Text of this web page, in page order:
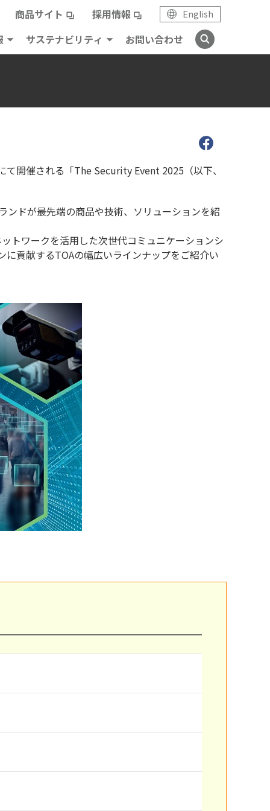
商品サイト 採用情報 English
サステナビリティ お問い合わせ
開催される「The Security Event 2025（以下、
ンドが最先端の商品や技術、ソリューションを紹
トワークを活用した次世代コミュニケーションシ
貢献するTOAの幅広いラインナップをご紹介い